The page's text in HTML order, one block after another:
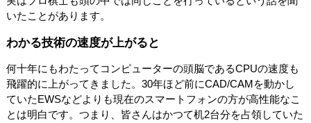
いたことがあります。
わかる技術の速度が上がると
何十年にもわたってコンピューターの頭脳であるCPUの速度も
飛躍的に上がってきました。30年ほど前にCAD/CAMを動かし
ていたEWSなどよりも現在のスマートフォンの方が高性能なこ
とは明白です。つまり、皆さんはかつて机2台分を占領していた